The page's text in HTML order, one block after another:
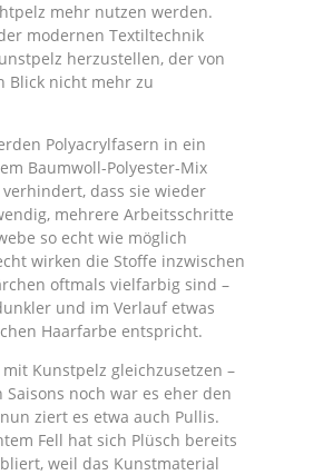
mehr nutzen werden.
modernen Textiltechnik
herzustellen, der von
Blick nicht mehr zu
Polyacrylfasern in ein
Baumwoll-Polyester-Mix
dass sie wieder
mehrere Arbeitsschritte
so echt wie möglich
wirken die Stoffe inzwischen
oftmals vielfarbig sind –
und im Verlauf etwas
Haarfarbe entspricht.
Kunstpelz gleichzusetzen –
noch war es eher den
ziert es etwa auch Pullis.
Fell hat sich Plüsch bereits
weil das Kunstmaterial